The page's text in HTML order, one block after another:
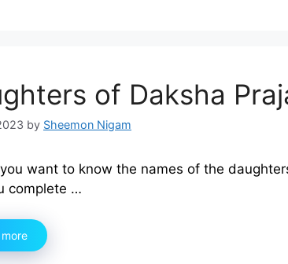
of Daksha
by Sheemon Nigam
want to know the names of the
complete …